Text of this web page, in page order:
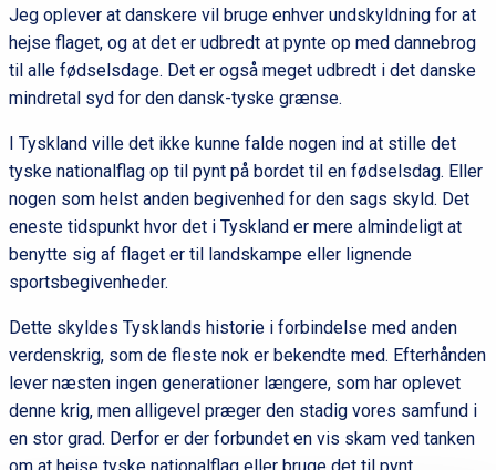
Jeg oplever at danskere vil bruge enhver undskyldning for at
hejse flaget, og at det er udbredt at pynte op med dannebrog
til alle fødselsdage. Det er også meget udbredt i det danske
mindretal syd for den dansk-tyske grænse.
I Tyskland ville det ikke kunne falde nogen ind at stille det
tyske nationalflag op til pynt på bordet til en fødselsdag. Eller
nogen som helst anden begivenhed for den sags skyld. Det
eneste tidspunkt hvor det i Tyskland er mere almindeligt at
benytte sig af flaget er til landskampe eller lignende
sportsbegivenheder.
Dette skyldes Tysklands historie i forbindelse med anden
verdenskrig, som de fleste nok er bekendte med. Efterhånden
lever næsten ingen generationer længere, som har oplevet
denne krig, men alligevel præger den stadig vores samfund i
en stor grad. Derfor er der forbundet en vis skam ved tanken